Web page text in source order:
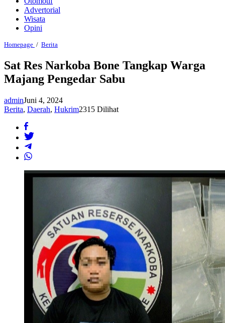
Advertorial
Wisata
Opini
Homepage / Berita
Narkoba
Bone
Tangkap
Warga
Pengedar
Sabu
Sat Res Narkoba Bone Tangkap Warga
Majang Pengedar Sabu
adminJuni 4, 2024
Berita, Daerah, Hukrim2315 Dilihat